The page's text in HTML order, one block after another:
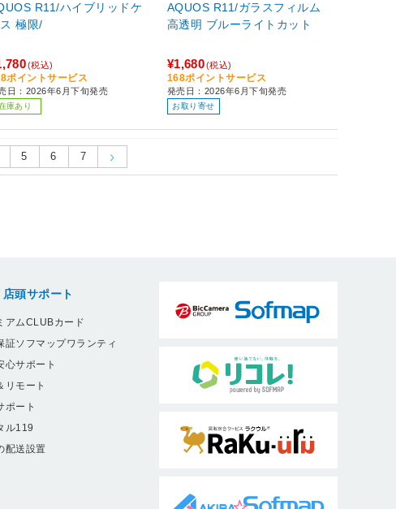
R11/ハイブリッドケ
極限/
(税込)
ポイントサービス
日：2026年6月下旬発売
庫あり
AQUOS R11/ガラスフィルム
高透明 ブルーライトカット
¥1,680(税込)
168ポイントサービス
発売日：2026年6月下旬発売
お取り寄せ
5 6 7
頭サポート
アムCLUBカード
証ソフマップワランティ
心サポート
リモート
ポート
ル119
配送設置